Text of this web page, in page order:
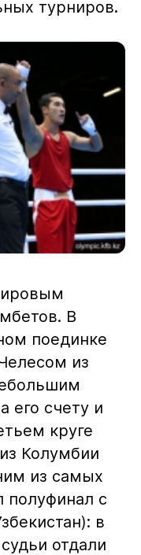
турниров.
В
поединке
из
его счету и
круге
Колумбии
из самых
полуфинал с
в
отдали